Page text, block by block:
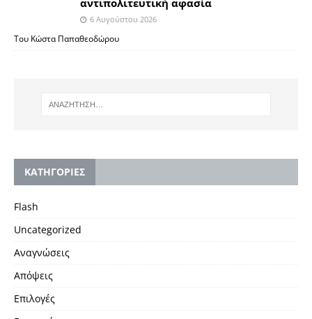
6 Αυγούστου 2026
Του Κώστα Παπαθεοδώρου
KΑΤΗΓΟΡΙΕΣ
Flash
Uncategorized
Αναγνώσεις
Απόψεις
Επιλογές